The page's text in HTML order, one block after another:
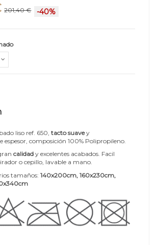
201,40 € -40%
liso ref. 650, tacto suavey
espesor, composición 100% Polipropileno.
calidad y excelentes acabados. Facil
o cepillo, lavable a mano.
tamaños: 140x200cm, 160x230cm,